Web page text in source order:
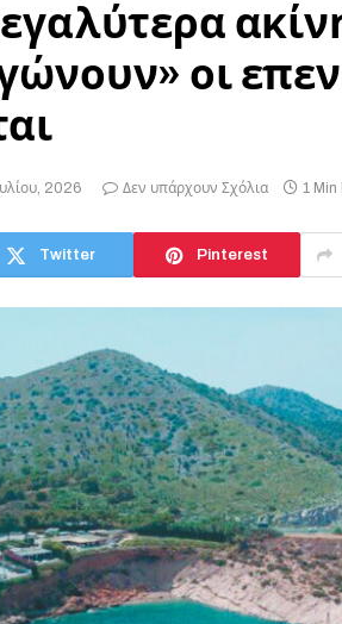
οι
2026 Δεν υπάρχουν Σχόλια 1 Min
Twitter Pinterest